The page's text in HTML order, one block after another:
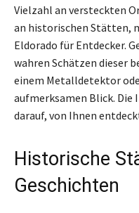
Vielzahl an versteckten
an historischen Stätten,
Eldorado für Entdecker.
wahren Schätzen dieser
einem Metalldetektor
aufmerksamen Blick.
darauf, von Ihnen
Historische
Geschichten